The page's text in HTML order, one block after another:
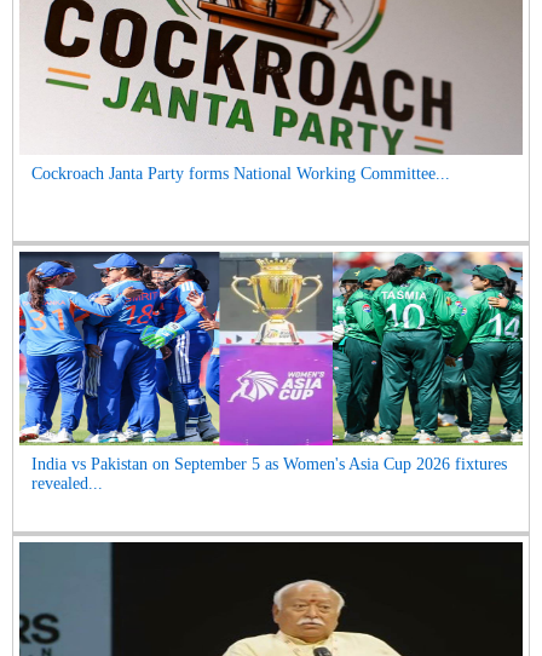
Cockroach Janta Party forms National Working Committee...
India vs Pakistan on September 5 as Women's Asia Cup 2026 fixtures
revealed...